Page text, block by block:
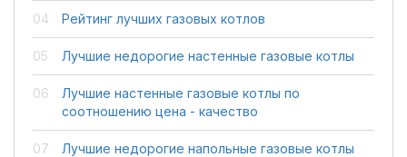
Рейтинг лучших газовых котлов
Лучшие недорогие настенные газовые котлы
Лучшие настенные газовые котлы по
соотношению цена - качество
Лучшие недорогие напольные газовые котлы